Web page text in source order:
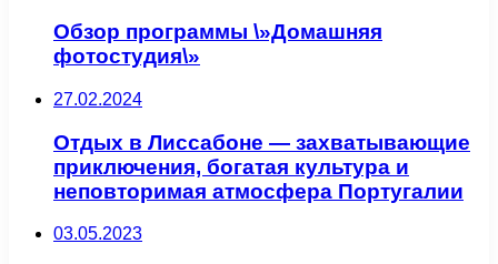
Обзор программы \»Домашняя
фотостудия\»
27.02.2024
Отдых в Лиссабоне — захватывающие
приключения, богатая культура и
неповторимая атмосфера Португалии
03.05.2023